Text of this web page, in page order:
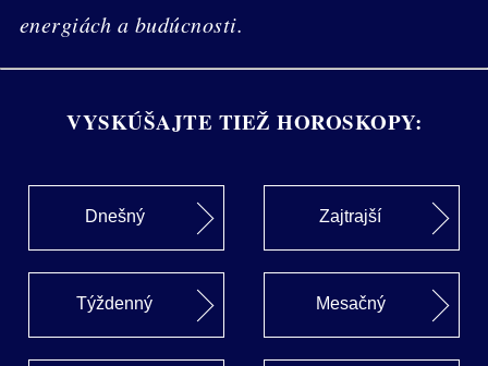
energiách a budúcnosti.
VYSKÚŠAJTE TIEŽ HOROSKOPY:
Dnešný Zajtrajší
Týždenný Mesačný